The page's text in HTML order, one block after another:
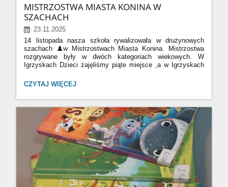
MISTRZOSTWA MIASTA KONINA W
SZACHACH
23.11.2025
14 listopada nasza szkoła rywalizowała w drużynowych
szachach ♟️w Mistrzostwach Miasta Konina. Mistrzostwa
rozgrywane były w dwóch kategoriach wiekowych. W
Igrzyskach Dzieci zajęliśmy piąte miejsce ,a w Igrzyskach
miejsce🥉
Gratulacje dla całej reprezentacji!!!!
MISTRZOSTWA
KONINA
W
SZACHACH:
CZYTAJ WIĘCEJ